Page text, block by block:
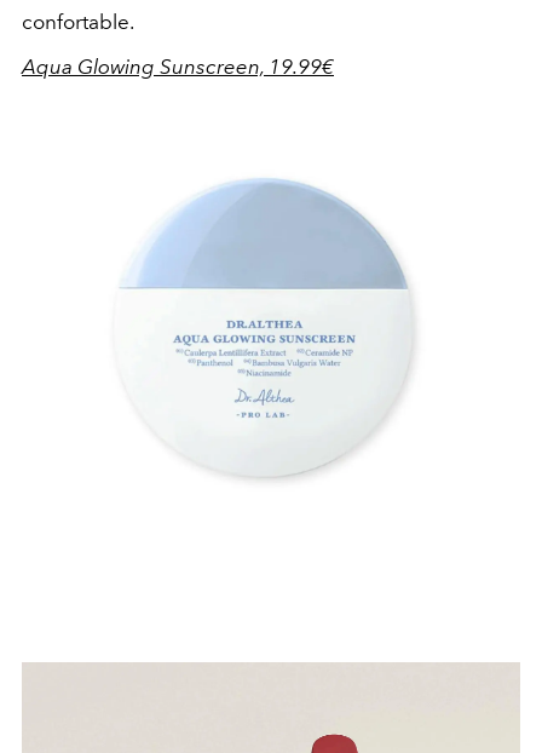
confortable.
Aqua Glowing Sunscreen, 19.99€